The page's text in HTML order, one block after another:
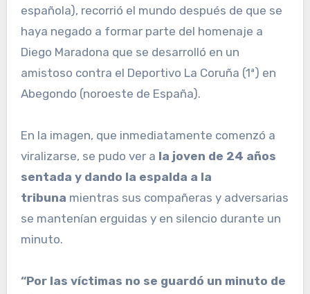
española), recorrió el mundo después de que se
haya negado a formar parte del homenaje a
Diego Maradona que se desarrolló en un
amistoso contra el Deportivo La Coruña (1ª) en
Abegondo (noroeste de España).
En la imagen, que inmediatamente comenzó a
viralizarse, se pudo ver a la joven de 24 años
sentada y dando la espalda a la
tribuna mientras sus compañeras y adversarias
se mantenían erguidas y en silencio durante un
minuto.
“Por las víctimas no se guardó un minuto de